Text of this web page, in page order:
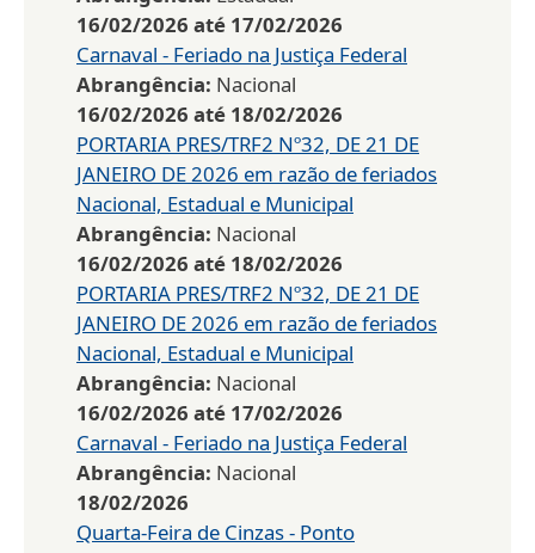
16/02/2026 até 17/02/2026
Carnaval - Feriado na Justiça Federal
Abrangência: Nacional
16/02/2026 até 18/02/2026
PORTARIA PRES/TRF2 Nº32, DE 21 DE
JANEIRO DE 2026 em razão de feriados
Nacional, Estadual e Municipal
Abrangência: Nacional
16/02/2026 até 18/02/2026
PORTARIA PRES/TRF2 Nº32, DE 21 DE
JANEIRO DE 2026 em razão de feriados
Nacional, Estadual e Municipal
Abrangência: Nacional
16/02/2026 até 17/02/2026
Carnaval - Feriado na Justiça Federal
Abrangência: Nacional
18/02/2026
Quarta-Feira de Cinzas - Ponto